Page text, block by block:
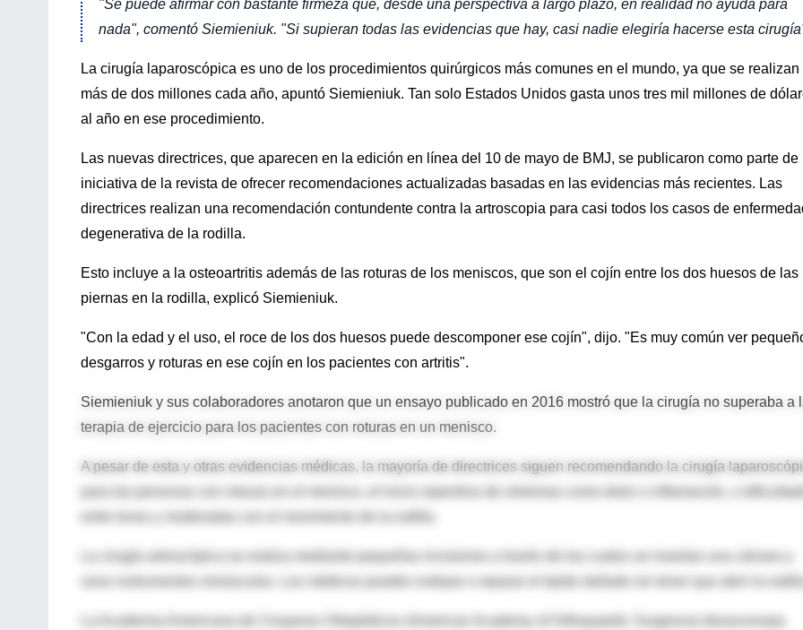
"Se puede afirmar con bastante firmeza que, desde una perspectiva a largo plazo, en realidad no ayuda para
nada", comentó Siemieniuk. "Si supieran todas las evidencias que hay, casi nadie elegiría hacerse esta
La cirugía laparoscópica es uno de los procedimientos quirúrgicos más comunes en el mundo, ya que se realizan
más de dos millones cada año, apuntó Siemieniuk. Tan solo Estados Unidos gasta unos tres mil millones de
al año en ese procedimiento.
Las nuevas directrices, que aparecen en la edición en línea del 10 de mayo de BMJ, se publicaron como parte de
iniciativa de la revista de ofrecer recomendaciones actualizadas basadas en las evidencias más recientes. Las
directrices realizan una recomendación contundente contra la artroscopia para casi todos los casos de
degenerativa de la rodilla.
Esto incluye a la osteoartritis además de las roturas de los meniscos, que son el cojín entre los dos huesos de las
piernas en la rodilla, explicó Siemieniuk.
"Con la edad y el uso, el roce de los dos huesos puede descomponer ese cojín", dijo. "Es muy común ver
desgarros y roturas en ese cojín en los pacientes con artritis".
Siemieniuk y sus colaboradores anotaron que un ensayo publicado en 2016 mostró que la cirugía no superaba a
terapia de ejercicio para los pacientes con roturas en un menisco.
A pesar de esta y otras evidencias médicas, la mayoría de directrices siguen recomendando la cirugía
La cirugía artroscópica se realiza mediante pequeñas incisiones a través de las cuales se insertan una cámara y
La Academia Americana de Cirujanos Ortopédicos (American Academy of Orthopaedic Surgeons) desaconseja